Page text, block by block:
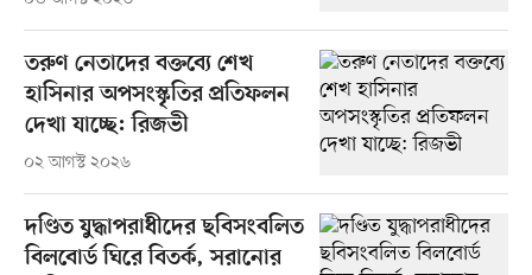
তরুণ নেতাদের বক্তব্যে শেখ
হাসিনার অপসংস্কৃতির প্রতিফলন
দেখা যাচ্ছে: রিজভী
০২ আগস্ট ২০২৬
দণ্ডিত যুদ্ধাপরাধীদের ছবিসংবলিত
বিলবোর্ড ঘিরে বিতর্ক, সরানোর